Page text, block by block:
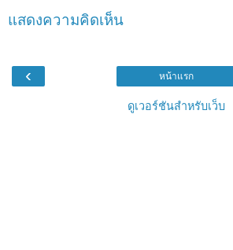
แสดงความคิดเห็น
‹ หน้าแรก
ดูเวอร์ชันสำหรับเว็บ